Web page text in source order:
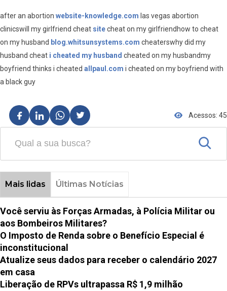
after an abortion website-knowledge.com las vegas abortion
clinicswill my girlfriend cheat sitecheat on my girlfriendhow to cheat
on my husband blog.whitsunsystems.com cheaterswhy did my
husband cheat i cheated my husband cheated on my husbandmy
boyfriend thinks i cheated allpaul.com i cheated on my boyfriend with
a black guy
Acessos: 45
Mais lidas Últimas Notícias
Você serviu às Forças Armadas, à Polícia Militar ou
aos Bombeiros Militares?
O Imposto de Renda sobre o Benefício Especial é
inconstitucional
Atualize seus dados para receber o calendário 2027
em casa
Liberação de RPVs ultrapassa R$ 1,9 milhão